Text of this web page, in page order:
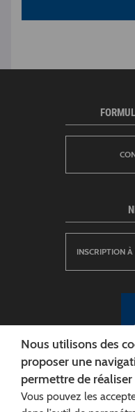
CONSEIL
INSCRIPTION
Nous utilisons des
proposer une
permettre de
Vous pouvez les